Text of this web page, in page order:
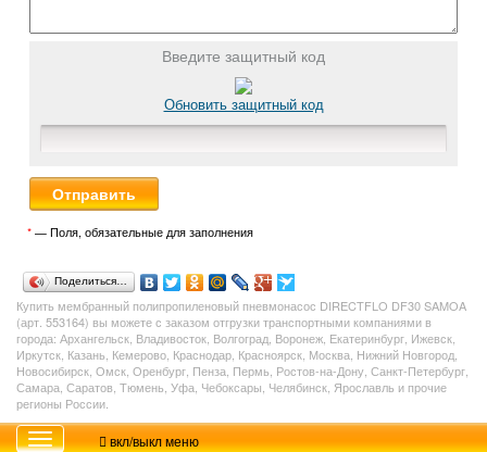
Введите защитный код
Обновить защитный код
* — Поля, обязательные для заполнения
Поделиться…
Купить мембранный полипропиленовый пневмонасос DIRECTFLO DF30SAMOA
(арт. 553164) вы можете с заказом отгрузки транспортными компаниями в
города: Архангельск, Владивосток, Волгоград, Воронеж, Екатеринбург, Ижевск,
Иркутск, Казань, Кемерово, Краснодар, Красноярск, Москва, Нижний Новгород,
Новосибирск, Омск, Оренбург, Пенза, Пермь, Ростов-на-Дону, Санкт-Петербург,
Самара, Саратов, Тюмень, Уфа, Чебоксары, Челябинск, Ярославль и прочие
регионы России.
вкл/выкл меню